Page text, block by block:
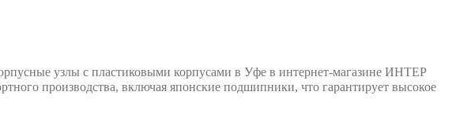
узлы с пластиковыми корпусами в Уфе в интернет-магазине ИНТЕР
производства, включая японские подшипники, что гарантирует высокое